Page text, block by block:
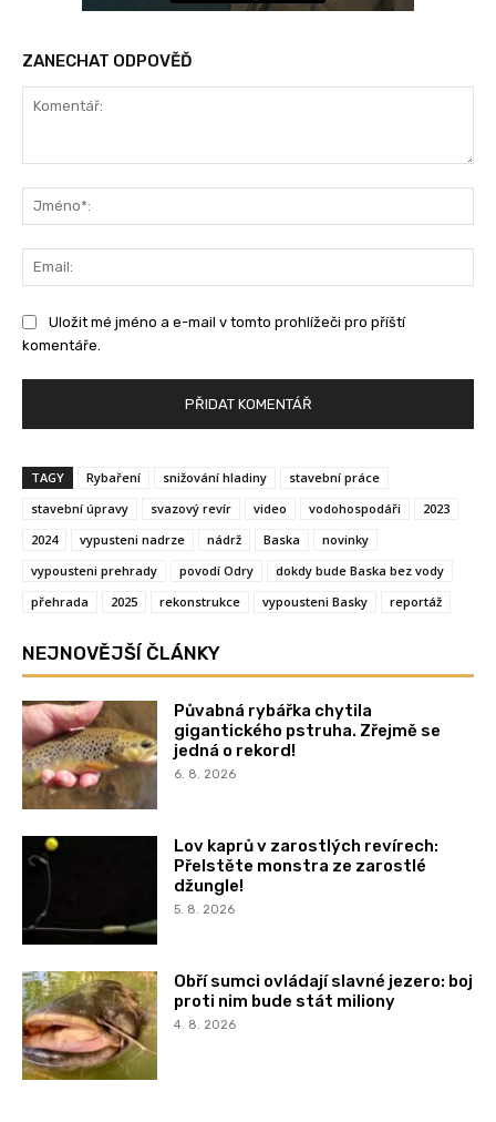
ZANECHAT ODPOVĚĎ
Uložit mé jméno a e-mail v tomto prohlížeči pro příští
komentáře.
TAGY Rybaření snižování hladiny
stavební práce
stavební úpravy
svazový revír video vodohospodáři
2023
2024
vypusteni nadrze nádrž Baska
novinky
vypousteni prehrady
povodí Odry
dokdy bude Baska bez vody
přehrada
2025 rekonstrukce vypousteni Basky reportáž
NEJNOVĚJŠÍ ČLÁNKY
Půvabná rybářka chytila
gigantického pstruha. Zřejmě se
jedná o rekord!
6. 8. 2026
Lov kaprů v zarostlých revírech:
Přelstěte monstra ze zarostlé
džungle!
5. 8. 2026
Obří sumci ovládají slavné jezero: boj
proti nim bude stát miliony
4. 8. 2026